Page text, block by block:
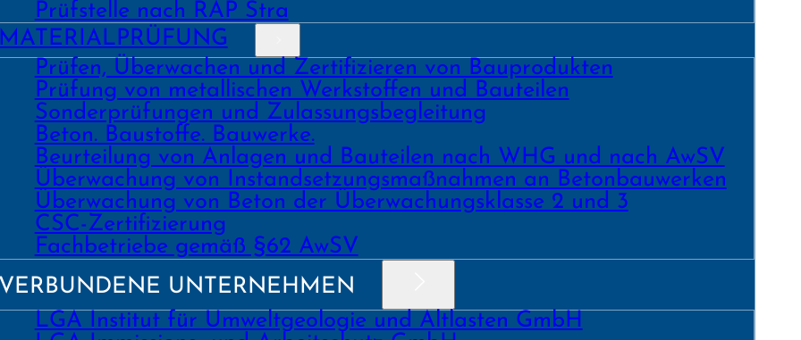
Prüf­stelle nach RAP Stra
Prüfen, Überwachen und Zertifizieren von Bauprodukten
Prüfung von metallischen Werk­stoffen und Bau­teilen
Sonder­prüfungen und Zulassungs­begleitung
Beton. Bau­stoffe. Bau­werke.
Beurtei­lung von Anlagen und Bau­teilen nach WHG und nach AwSV
Über­wachung von Instand­setzungs­maß­nahmen an Beton­bau­werken
Über­wachung von Beton der Über­wachungs­klasse 2 und 3
CSC-Zertifizierung
Fach­­betriebe gemäß §62 AwSV
UNTERNEHMEN
LGA Institut für Umweltgeologie und Altlasten GmbH